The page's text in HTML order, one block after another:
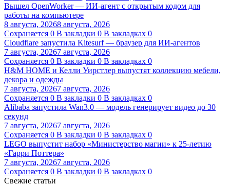
Вышел OpenWorker — ИИ-агент с открытым кодом для
работы на компьютере
8 августа, 20268 августа, 2026
Сохраняется 0 В закладки 0 В закладках 0
Cloudflare запустила Kitesurf — браузер для ИИ-агентов
7 августа, 20267 августа, 2026
Сохраняется 0 В закладки 0 В закладках 0
H&M HOME и Келли Уирстлер выпустят коллекцию мебели,
декора и одежды
7 августа, 20267 августа, 2026
Сохраняется 0 В закладки 0 В закладках 0
Alibaba запустила Wan3.0 — модель генерирует видео до 30
секунд
7 августа, 20267 августа, 2026
Сохраняется 0 В закладки 0 В закладках 0
LEGO выпустит набор «Министерство магии» к 25-летию
«Гарри Поттера»
7 августа, 20267 августа, 2026
Сохраняется 0 В закладки 0 В закладках 0
Свежие статьи